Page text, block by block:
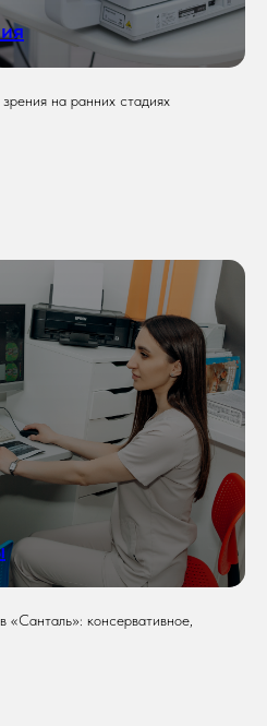
на ранних стадиях
«Санталь»: консервативное,